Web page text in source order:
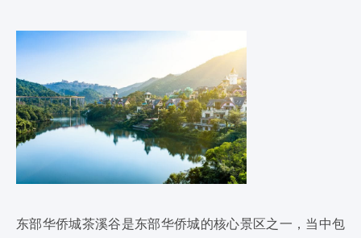
东部华侨城茶溪谷是东部华侨城的核心景区之一，当中包